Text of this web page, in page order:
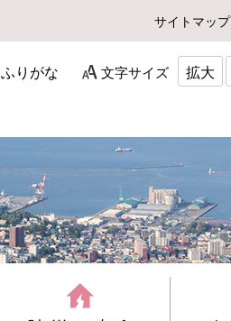
サイトマップ
ふりがな 文字サイズ 拡大